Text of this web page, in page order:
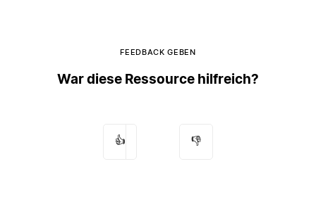
FEEDBACK GEBEN
War diese Ressource hilfreich?
👍 👎